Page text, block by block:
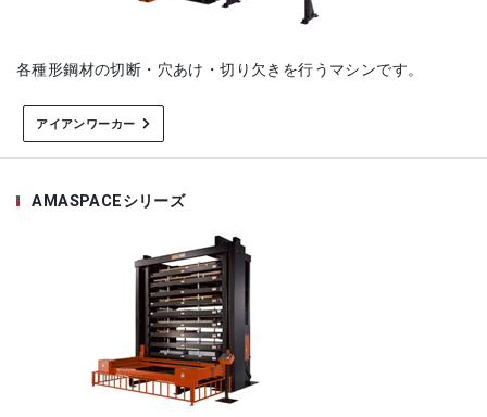
各種形鋼材の切断・穴あけ・切り欠きを行うマシンです。
アイアンワーカー
AMASPACEシリーズ